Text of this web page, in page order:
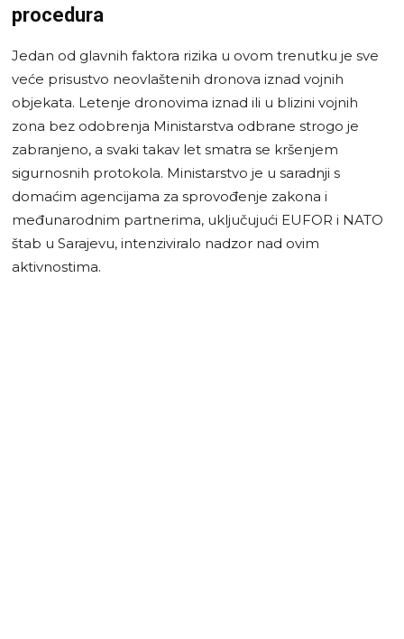
procedura
Jedan od glavnih faktora rizika u ovom trenutku je sve
veće prisustvo neovlaštenih dronova iznad vojnih
objekata. Letenje dronovima iznad ili u blizini vojnih
zona bez odobrenja Ministarstva odbrane strogo je
zabranjeno, a svaki takav let smatra se kršenjem
sigurnosnih protokola. Ministarstvo je u saradnji s
domaćim agencijama za sprovođenje zakona i
međunarodnim partnerima, uključujući EUFOR i NATO
štab u Sarajevu, intenziviralo nadzor nad ovim
aktivnostima.